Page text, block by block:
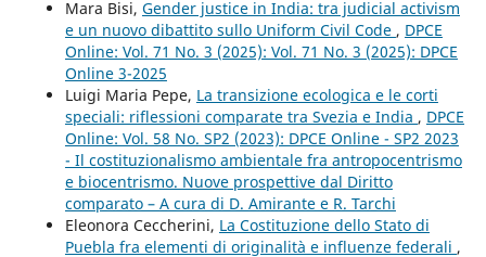
Mara Bisi, Gender justice in India: tra judicial activism
e un nuovo dibattito sullo Uniform Civil Code , DPCE
Online: Vol. 71 No. 3 (2025): Vol. 71 No. 3 (2025): DPCE
Online 3-2025
Luigi Maria Pepe, La transizione ecologica e le corti
speciali: riflessioni comparate tra Svezia e India , DPCE
Online: Vol. 58 No. SP2 (2023): DPCE Online - SP2 2023
- Il costituzionalismo ambientale fra antropocentrismo
e biocentrismo. Nuove prospettive dal Diritto
comparato – A cura di D. Amirante e R. Tarchi
Eleonora Ceccherini, La Costituzione dello Stato di
Puebla fra elementi di originalità e influenze federali ,